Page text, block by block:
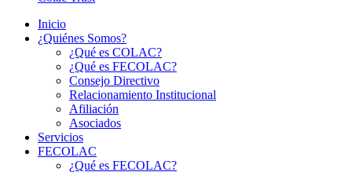
Inicio
¿Quiénes Somos?
¿Qué es COLAC?
¿Qué es FECOLAC?
Consejo Directivo
Relacionamiento Institucional
Afiliación
Asociados
Servicios
FECOLAC
¿Qué es FECOLAC?